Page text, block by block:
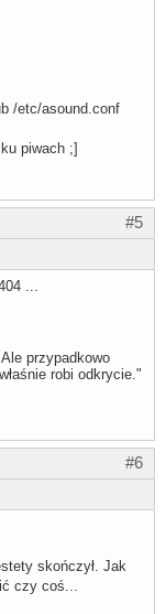
/etc/asound.conf
piwach ;]
#5
...
przypadkowo
robi odkrycie."
#6
skończył. Jak
czy coś...